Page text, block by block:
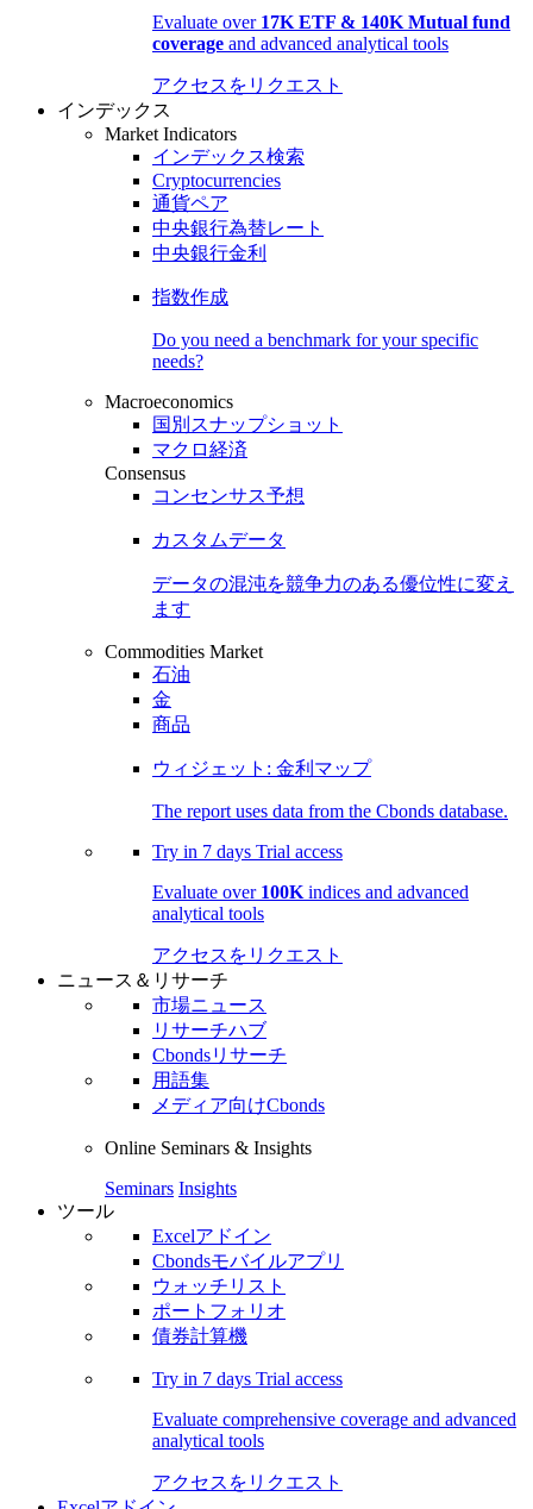
Evaluate over 17K ETF & 140K Mutual fund
coverage and advanced analytical tools
アクセスをリクエスト
インデックス
Market Indicators
インデックス検索
Cryptocurrencies
通貨ペア
中央銀行為替レート
中央銀行金利
指数作成
Do you need a benchmark for your specific
needs?
Macroeconomics
国別スナップショット
マクロ経済
Consensus
コンセンサス予想
カスタムデータ
データの混沌を競争力のある優位性に変え
ます
Commodities Market
石油
金
商品
ウィジェット: 金利マップ
The report uses data from the Cbonds database.
Try in 7 days Trial access
Evaluate over 100K indices and advanced
analytical tools
アクセスをリクエスト
ニュース＆リサーチ
市場ニュース
リサーチハブ
Cbondsリサーチ
用語集
メディア向けCbonds
Online Seminars & Insights
Seminars Insights
ツール
Excelアドイン
Cbondsモバイルアプリ
ウォッチリスト
ポートフォリオ
債券計算機
Try in 7 days Trial access
Evaluate comprehensive coverage and advanced
analytical tools
アクセスをリクエスト